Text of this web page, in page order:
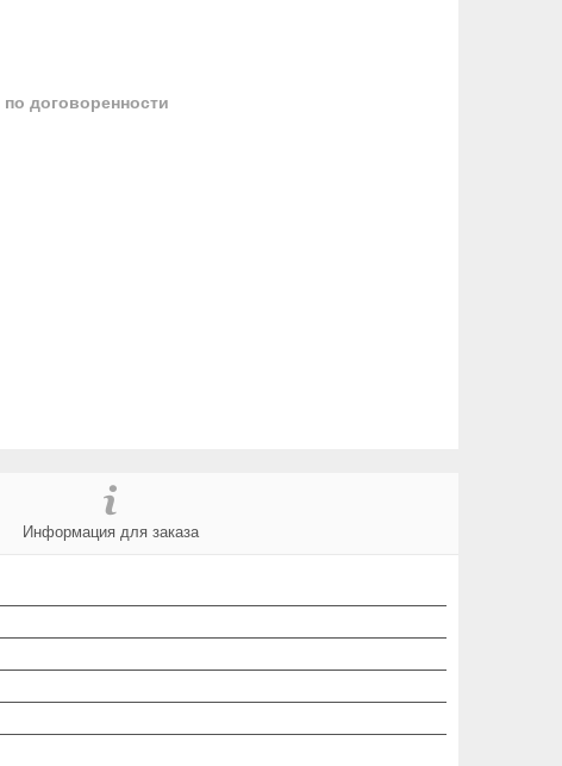
по договоренности
Информация для заказа